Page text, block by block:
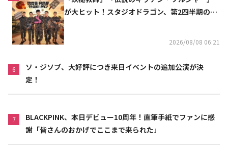
が大ヒット！スタジオドラゴン、第2四半期の売
2026/08/08 06:21
6
ソ・ジソブ、大好評につき来日イベントの追加公演が決
定！
7
BLACKPINK、本日デビュー10周年！直筆手紙でファンに感
謝「皆さんのおかげでここまで来られた」